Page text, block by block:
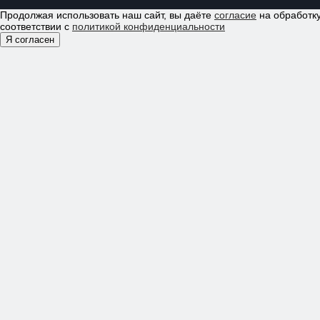
Продолжая использовать наш сайт, вы даёте согласие на
соответствии с политикой конфиденциальности
Я согласен